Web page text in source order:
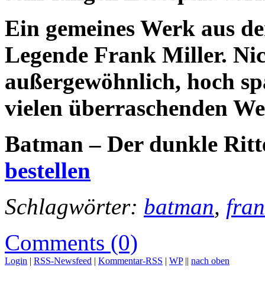
Ein gemeines Werk aus
Legende Frank Miller.
außergewöhnlich, hoch
vielen überraschenden
Batman – Der dunkle
bestellen
Schlagwörter: batman,
Comments (0)
Login | RSS-Newsfeed | Kommentar-RSS | WP|| nach oben